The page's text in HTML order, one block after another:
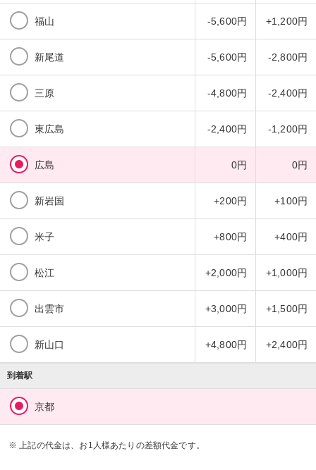
福山 -5,600円 +1,200円
新尾道 -5,600円 -2,800円
三原 -4,800円 -2,400円
東広島 -2,400円 -1,200円
広島 0円 0円
新岩国 +200円 +100円
米子 +800円 +400円
松江 +2,000円 +1,000円
出雲市 +3,000円 +1,500円
新山口 +4,800円 +2,400円
到着駅
京都
※ 上記の代金は、お1人様あたりの差額代金です。